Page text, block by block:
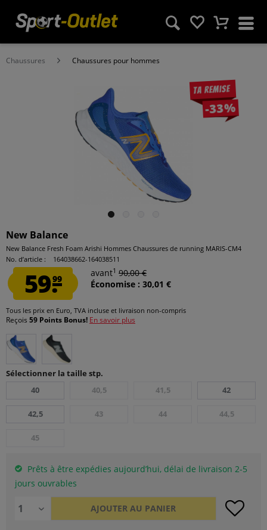
Chaussures Chaussures pour hommes
Ta remise
-33%
New Balance
New Balance Fresh Foam Arishi Hommes Chaussures de running MARIS-CM4
No. d’article :
164038662-164038511
59.99
avant1 90,00 €
Économise : 30,01 €
Tous les prix en Euro, TVA incluse et livraison non-compris
Reçois 59 Points Bonus! En savoir plus
Sélectionner la taille stp.
40
40,5 41,5 42
42,5 43 44 44,5
45
Prêts à être expédies aujourd’hui, délai de livraison 2-5
jours ouvrables
AJOUTER AU PANIER